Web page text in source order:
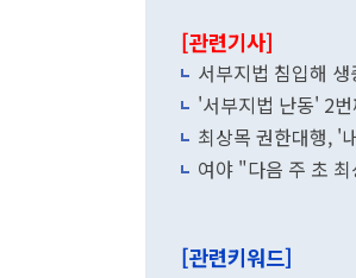
[관련기사]
서부지법 침입해
'서부지법 난동' 2
최상목 권한대행, '
여야 "다음 주 초
[관련키워드]